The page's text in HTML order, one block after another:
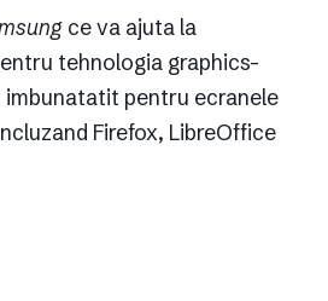
ce va ajuta la
tehnologia graphics-
pentru ecranele
Firefox, LibreOffice